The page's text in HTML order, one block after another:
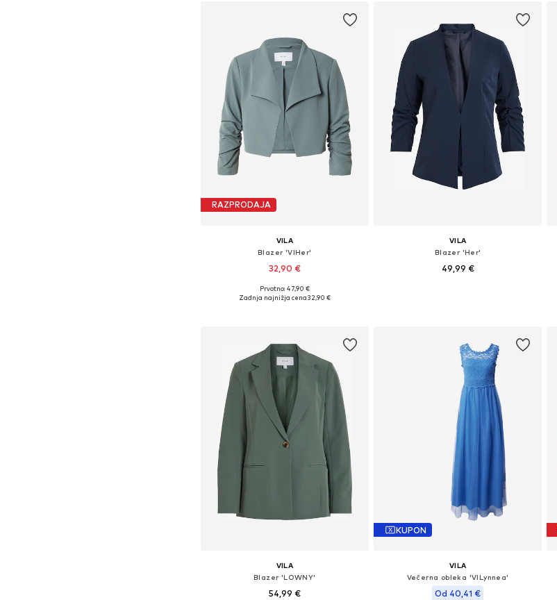
RAZPRODAJA
VILA
Blazer 'VIHer'
32,90 €
Prvotno: 47,90 €
Zadnja najnižja cena32,90 €
VILA
Blazer 'Her'
49,99 €
VILA
Blazer 'LOWNY'
54,99 €
KUPON
VILA
Večerna obleka 'VILynnea'
Od 40,41 €